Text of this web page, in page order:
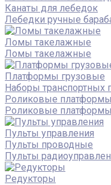
Канаты для лебедок
Лебедки ручные
Ломы такелажные
Ломы такелажные
Платформы грузовые
Наборы транспортных
Роликовые
Роликовые
Пульты управления
Пульты проводные
Пульты
Редукторы